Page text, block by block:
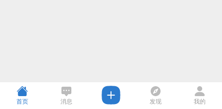
首页 消息 发现 我的